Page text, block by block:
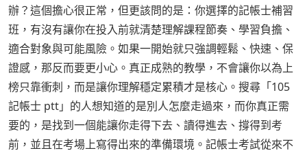
辦？這個擔心很正常，但更該問的是：你選擇的記帳士補習
班，有沒有讓你在投入前就清楚理解課程節奏、學習負擔、
適合對象與可能風險。如果一開始就只強調輕鬆、快速、保
證感，那反而要更小心。真正成熟的教學，不會讓你以為上
榜只靠衝刺，而是讓你理解穩定累積才是核心。搜尋「105
記帳士 ptt」的人想知道的是別人怎麼走過來，而你真正需
要的，是找到一個能讓你走得下去、讀得進去、撐得到考
前，並且在考場上寫得出來的準備環境。記帳士考試從來不